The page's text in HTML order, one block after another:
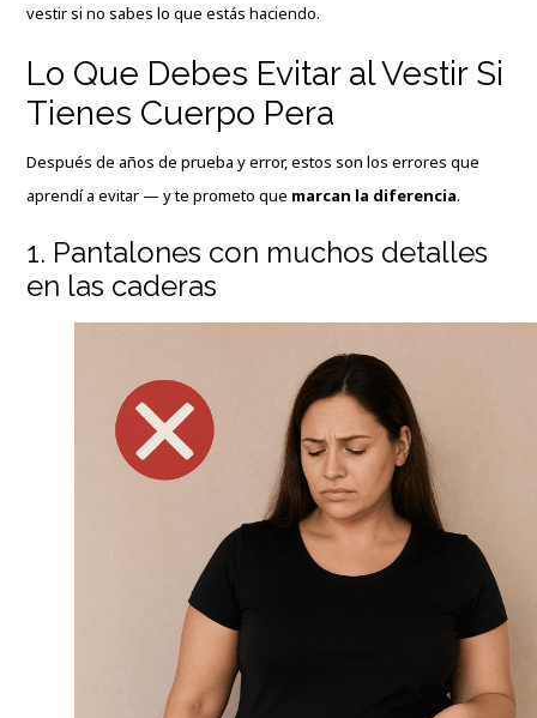
vestir si no sabes lo que estás haciendo.
Lo Que Debes Evitar al Vestir Si
Tienes Cuerpo Pera
Después de años de prueba y error, estos son los errores que
aprendí a evitar — y te prometo que marcan la diferencia.
1. Pantalones con muchos detalles
en las caderas